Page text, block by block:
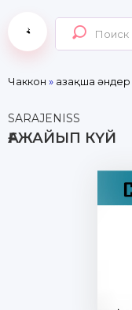
Чаккон » Қазақша әндер
SARAJENISS
ҒАЖАЙЫП КҮЙ